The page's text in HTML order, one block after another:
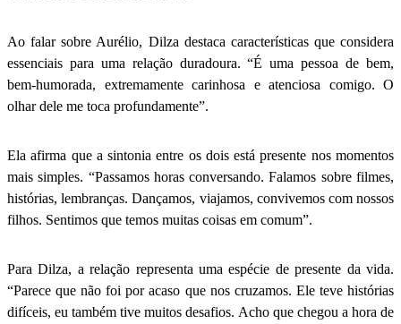
Ao falar sobre Aurélio, Dilza destaca características que considera
essenciais para uma relação duradoura. “É uma pessoa de bem,
bem-humorada, extremamente carinhosa e atenciosa comigo. O
olhar dele me toca profundamente”.
Ela afirma que a sintonia entre os dois está presente nos momentos
mais simples. “Passamos horas conversando. Falamos sobre filmes,
histórias, lembranças. Dançamos, viajamos, convivemos com nossos
filhos. Sentimos que temos muitas coisas em comum”.
Para Dilza, a relação representa uma espécie de presente da vida.
“Parece que não foi por acaso que nos cruzamos. Ele teve histórias
difíceis, eu também tive muitos desafios. Acho que chegou a hora de